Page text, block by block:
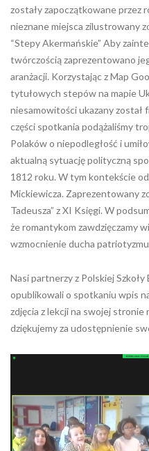
zostały zapoczątkowane przez
nieznane miejsca zilustrowany
“Stepy Akermańskie” Aby
twórczością zaprezentowano
aranżacji. Korzystając z Map
tytułowych stepów na mapie
niesamowitości ukazany został
części spotkania podążaliśmy
Polaków o niepodległość i
aktualną sytuację polityczną
1812 roku. W tym kontekście
Mickiewicza. Zaprezentowany
Tadeusza” z XI Księgi. W
że romantykom zawdzięczamy
wzmocnienie ducha
Nasi partnerzy z Polskiej
opublikowali o spotkaniu wpis
zdjęcia z lekcji na swojej stronie
dziękujemy za udostępnienie